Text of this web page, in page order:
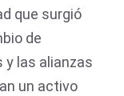
que surgió
de
y las alianzas
un activo